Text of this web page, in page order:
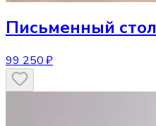
Письменный стол
99 250 ₽